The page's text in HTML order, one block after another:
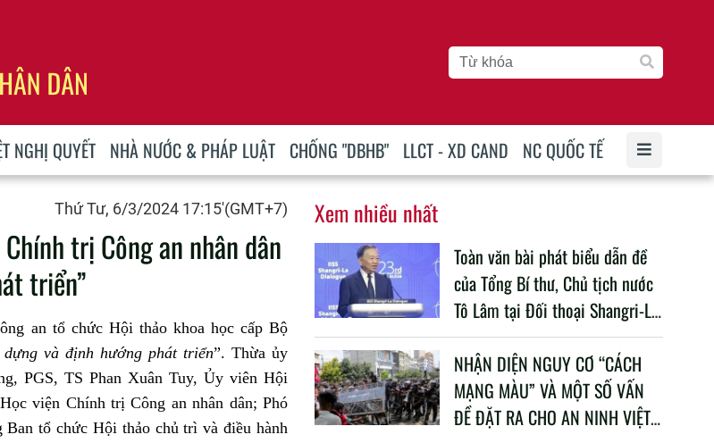
NGHỊ QUYẾT NHÀ NƯỚC & PHÁP LUẬT CHỐNG "DBHB" LLCT - XD CAND NC QUỐC TẾ
Thứ Tư, 6/3/2024 17:15'(GMT+7)
trị Công an nhân dân
triển”
an tổ chức Hội thảo khoa học cấp Bộ
và định hướng phát triển”. Thừa ủy
PGS, TS Phan Xuân Tuy, Ủy viên Hội
viện Chính trị Công an nhân dân; Phó
tổ chức Hội thảo chủ trì và điều hành
Xem nhiều nhất
Toàn văn bài phát biểu dẫn đề
của Tổng Bí thư, Chủ tịch nước
Tô Lâm tại Đối thoại Shangri-La
lần thứ 23
NHẬN DIỆN NGUY CƠ “CÁCH
MẠNG MÀU” VÀ MỘT SỐ VẤN
ĐỀ ĐẶT RA CHO AN NINH VIỆT